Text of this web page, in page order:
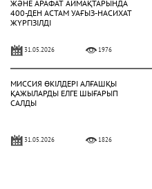
ЖӘНЕ АРАФАТ АЙМАҚТАРЫНДА
400-ДЕН АСТАМ УАҒЫЗ-НАСИХАТ
ЖҮРГІЗІЛДІ
31.05.2026 1976
МИССИЯ ӨКІЛДЕРІ АЛҒАШҚЫ
ҚАЖЫЛАРДЫ ЕЛГЕ ШЫҒАРЫП
САЛДЫ
31.05.2026 1826